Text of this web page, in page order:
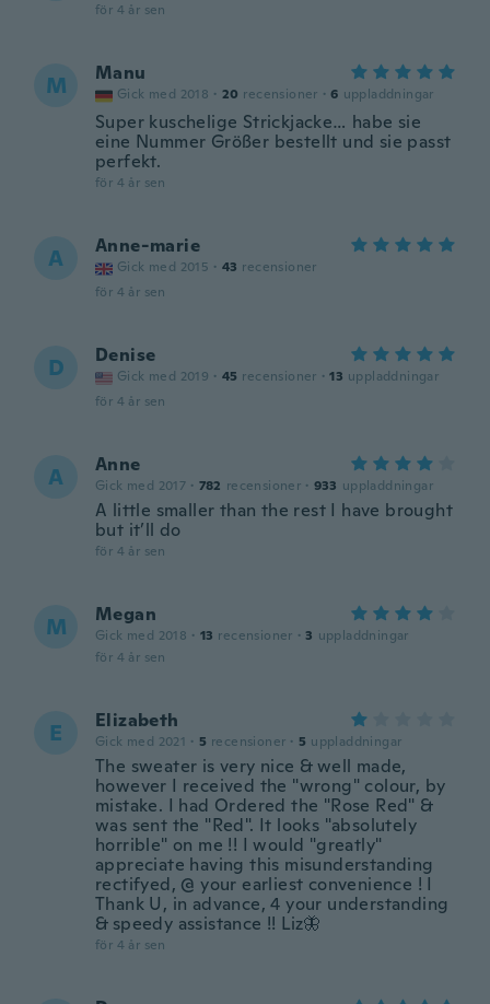
för 4 år sen
M Manu
Gick med 2018 · 20 recensioner · 6 uppladdningar
Super kuschelige Strickjacke… habe sie
eine Nummer Größer bestellt und sie passt
perfekt.
för 4 år sen
A Anne-marie
Gick med 2015 · 43 recensioner
för 4 år sen
D Denise
Gick med 2019 · 45 recensioner · 13 uppladdningar
för 4 år sen
A Anne
Gick med 2017 · 782 recensioner · 933 uppladdningar
A little smaller than the rest I have brought
but it’ll do
för 4 år sen
M Megan
Gick med 2018 · 13 recensioner · 3 uppladdningar
för 4 år sen
E Elizabeth
Gick med 2021 · 5 recensioner · 5 uppladdningar
The sweater is very nice & well made,
however I received the "wrong" colour, by
mistake. I had Ordered the "Rose Red" &
was sent the "Red". It looks "absolutely
horrible" on me !! I would "greatly"
appreciate having this misunderstanding
rectifyed, @ your earliest convenience ! I
Thank U, in advance, 4 your understanding
& speedy assistance !! Liz🦋
för 4 år sen